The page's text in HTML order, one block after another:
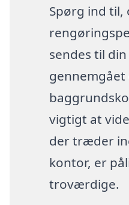
Spørg ind til,
sendes til
vigtigt at
der træder
kontor, er
troværdige.